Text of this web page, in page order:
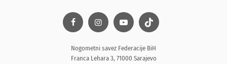
Nogometni savez Federacije BiH
Franca Lehara 3, 71000 Sarajevo